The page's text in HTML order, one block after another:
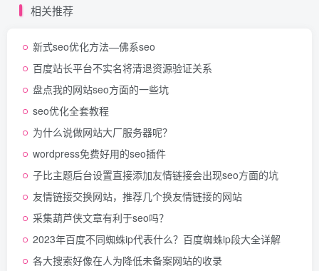
相关推荐
新式seo优化方法—佛系seo
百度站长平台不实名将清退资源验证关系
盘点我的网站seo方面的一些坑
seo优化全套教程
为什么说做网站大厂服务器呢？
wordpress免费好用的seo插件
子比主题后台设置直接添加友情链接会出现seo方面的坑
友情链接交换网站，推荐几个换友情链接的网站
采集葫芦侠文章有利于seo吗？
2023年百度不同蜘蛛ip代表什么？百度蜘蛛ip段大全详解
各大搜索好像在人为降低未备案网站的收录